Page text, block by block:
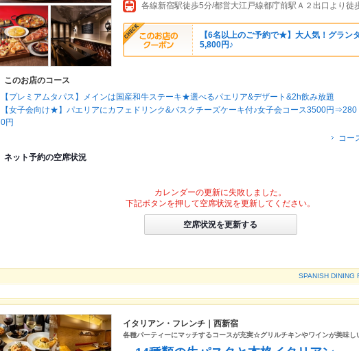
各線新宿駅徒歩5分/都営大江戸線都庁前駅Ａ２出口より徒
【6名以上のご予約で★】大人気！グラン
5,800円♪
このお店のコース
【プレミアムタパス】メインは国産和牛ステーキ★選べるパエリア&デザート&2h飲み放題
【女子会向け★】パエリアにカフェドリンク&バスクチーズケーキ付♪女子会コース3500円⇒280
0円
コー
ネット予約の空席状況
カレンダーの更新に失敗しました。
下記ボタンを押して空席状況を更新してください。
空席状況を更新する
SPANISH DINING
イタリアン・フレンチ｜西新宿
各種パーティーにマッチするコースが充実☆グリルチキンやワインが美味し